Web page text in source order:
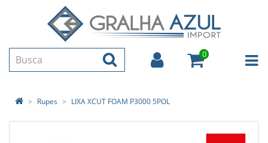
0
Rupes LIXA XCUT FOAM P3000 5POL